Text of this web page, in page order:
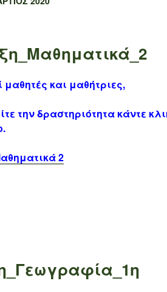
και μαθήτριες,
την δραστηριότητα κάντε
2